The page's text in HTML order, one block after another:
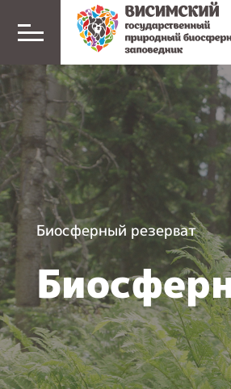
Биосферный резерват